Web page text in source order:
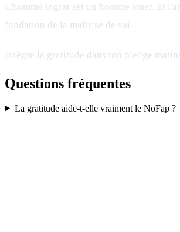
L'homme ingrat est un homme amer. Et
fondation de la maîtrise de soi .
Intègre la gratitude dans ton pledge
Questions fréquentes
La gratitude aide-t-elle vraiment le NoFap ?